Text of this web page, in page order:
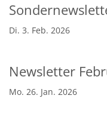
Di. 3. Feb. 2026
Newsletter
Mo. 26. Jan. 2026